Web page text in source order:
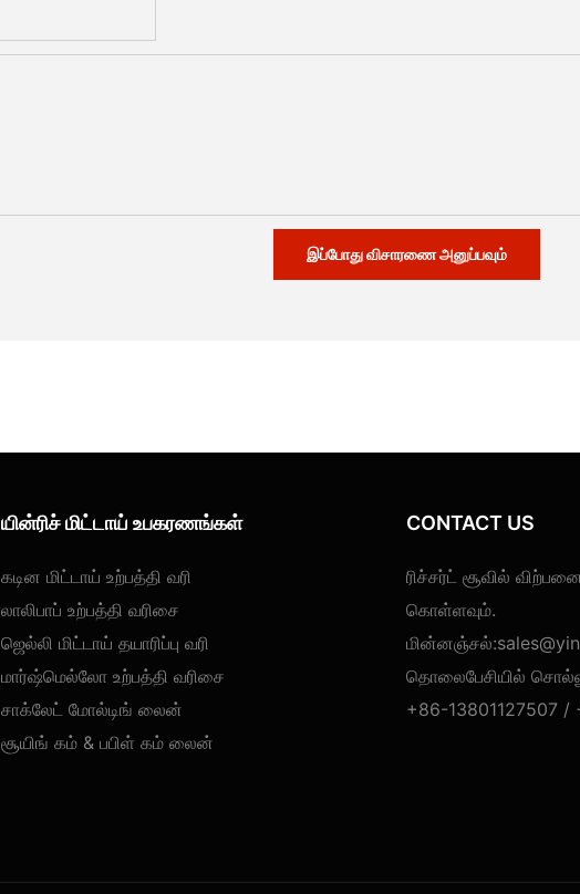
இப்போது விசாரணை அனுப்பவும்
யின்ரிச் மிட்டாய் உபகரணங்கள்
கடின மிட்டாய் உற்பத்தி வரி
லாலிபாப் உற்பத்தி வரிசை
ஜெல்லி மிட்டாய் தயாரிப்பு வரி
மார்ஷ்மெல்லோ உற்பத்தி வரிசை
சாக்லேட் மோல்டிங் லைன்
சூயிங் கம் & பபிள் கம் லைன்
CONTACT US
ரிச்சர்ட் சூவில்
கொள்ளவும்.
மின்னஞ்சல்:
தொலைபேசியில்
+86-13801127507 /